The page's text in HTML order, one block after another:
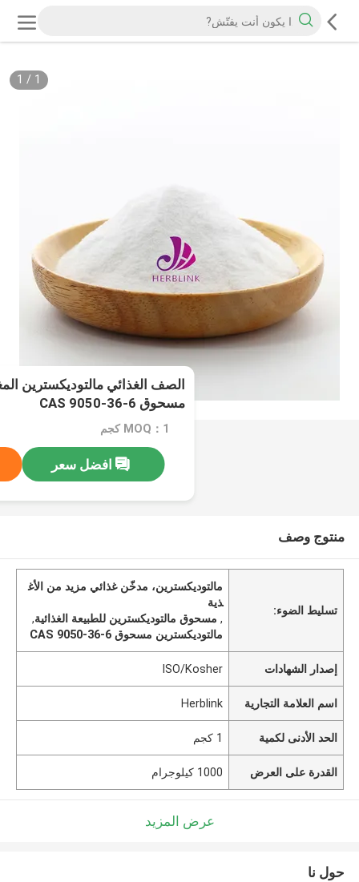
1
/
1
الصف الغذائي مالتوديكسترين
مسحوق CAS 9050-36-6
MOQ：1 كجم
افضل سعر
منتوج وصف
تسليط الضوء:
مالتوديكسترين، مدخّن غذائي مزيد من الأغ
ذية
, مسحوق مالتوديكسترين للطبيعة الغذائية,
مالتوديكسترين مسحوق CAS 9050-36-6
إصدار الشهادات ISO/Kosher
اسم العلامة التجارية Herblink
الحد الأدنى لكمية 1 كجم
القدرة على العرض 1000 كيلوجرام
عرض المزيد
حول نا